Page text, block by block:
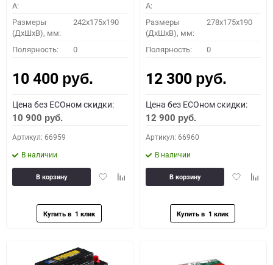
A:
Размеры
(ДхШхВ), мм:
242x175x190
Полярность: 0
10 400 руб.
Цена без ECOном скидки:
10 900 руб.
Артикул: 66959
В наличии
ДобавитьДобавить
В корзину
A:
Размеры
(ДхШхВ), мм:
278x175x190
Полярность: 0
12 300 руб.
Цена без ECOном скидки:
12 900 руб.
Артикул: 66960
В наличии
Добавить
В корзину